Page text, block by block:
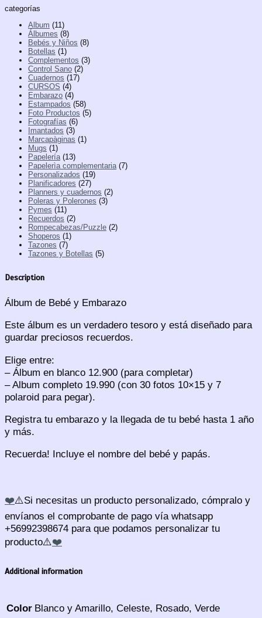
categorías
Album (11)
Álbumes (8)
Bebés y Niños (8)
Botellas (1)
Complementos (3)
Control Sano (2)
Cuadernos (17)
CURSOS (4)
Embarazo (4)
Estampados (58)
Foto Productos (5)
Fotografías (6)
Imantados (3)
Marcapàginas (1)
Mugs (1)
Papelería (13)
Papelerìa complementaria (7)
Personalizados (19)
Planificadores (27)
Planners y cuadernos (2)
Poleras y Polerones (3)
Pymes (11)
Recuerdos (2)
Rompecabezas/Puzzle (2)
Shoperos (1)
Tazones (7)
Tazones y Botellas (5)
Description
Álbum de Bebé y Embarazo
Este álbum es un verdadero tesoro y está diseñado para
guardar preciosos recuerdos.
Elige entre:
– Álbum en blanco 12.900 (para completar)
– Album completo 19.990 (con 30 fotos 10×15 y 7
polaroid para pegar).
Registra tu embarazo y la llegada de tu bebé hasta 1 año
y más.
Recuerda! Incluye el nombre del bebé y papás.
❤️⚠️Si necesitas un producto personalizado, cómpralo y
envíanos el comprobante de pago vía whatsapp
+56992398674 para que podamos personalizar tu
producto⚠️❤️
Additional information
Color Blanco y Amarillo, Celeste, Rosado, Verde